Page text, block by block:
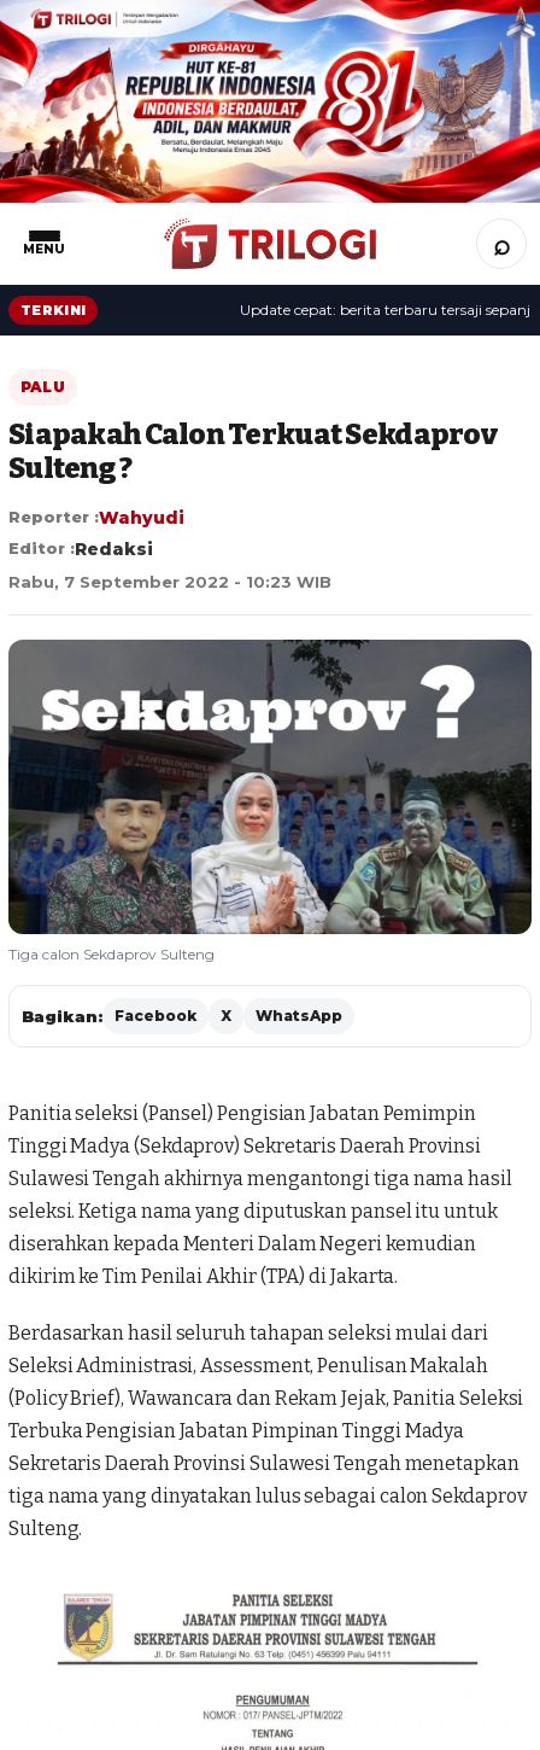
MENU ⌕
TERKINI Update cepat: berita terbaru tersaji sepanjang
PALU
Siapakah Calon Terkuat Sekdaprov
Sulteng ?
Reporter :Wahyudi
Editor :Redaksi
Rabu, 7 September 2022 - 10:23 WIB
Tiga calon Sekdaprov Sulteng
Bagikan: Facebook X WhatsApp
Panitia seleksi (Pansel) Pengisian Jabatan Pemimpin
Tinggi Madya (Sekdaprov) Sekretaris Daerah Provinsi
Sulawesi Tengah akhirnya mengantongi tiga nama hasil
seleksi. Ketiga nama yang diputuskan pansel itu untuk
diserahkan kepada Menteri Dalam Negeri kemudian
dikirim ke Tim Penilai Akhir (TPA) di Jakarta.
Berdasarkan hasil seluruh tahapan seleksi mulai dari
Seleksi Administrasi, Assessment, Penulisan Makalah
(Policy Brief), Wawancara dan Rekam Jejak, Panitia Seleksi
Terbuka Pengisian Jabatan Pimpinan Tinggi Madya
Sekretaris Daerah Provinsi Sulawesi Tengah menetapkan
tiga nama yang dinyatakan lulus sebagai calonSekdaprov
Sulteng.